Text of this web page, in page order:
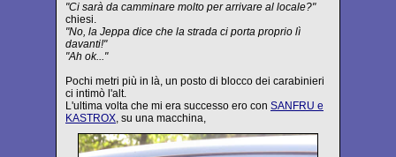
"Ci sarà da camminare molto per arrivare al locale?"
chiesi.
"No, la Jeppa dice che la strada ci porta proprio lì
davanti!"
"Ah ok..."
Pochi metri più in là, un posto di blocco dei carabinieri
ci intimò l'alt.
L'ultima volta che mi era successo ero con SANFRU e
KASTROX, su una macchina,